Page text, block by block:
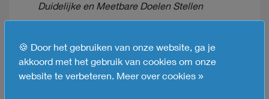
🍪 Door het gebruiken van onze website, ga je
akkoord met het gebruik van cookies om onze
website te verbeteren. Meer over cookies »
Duidelijke en Meetbare Doelen Stellen
meetbare doelen vast te stellen voor de HR-
oplossing. Dit helpt bij het richten van de
inspanningen en het beoordelen van de